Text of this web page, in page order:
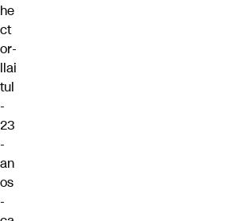
he
ct
or-
llai
tul
-
23
-
an
os
-